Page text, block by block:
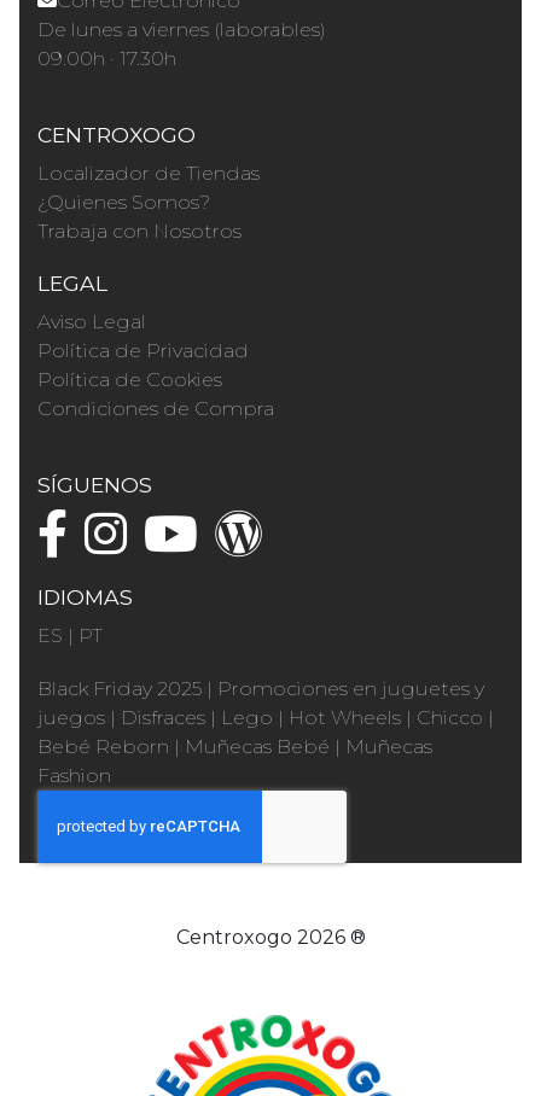
De lunes a viernes (laborables)
09.00h · 17.30h
CENTROXOGO
Localizador de Tiendas
¿Quienes Somos?
Trabaja con Nosotros
LEGAL
Aviso Legal
Política de Privacidad
Política de Cookies
Condiciones de Compra
SÍGUENOS
IDIOMAS
ES | PT
Black Friday 2025 | Promociones en juguetes y
juegos | Disfraces | Lego | Hot Wheels | Chicco |
Bebé Reborn | Muñecas Bebé | Muñecas
Fashion
Centroxogo 2026 ®